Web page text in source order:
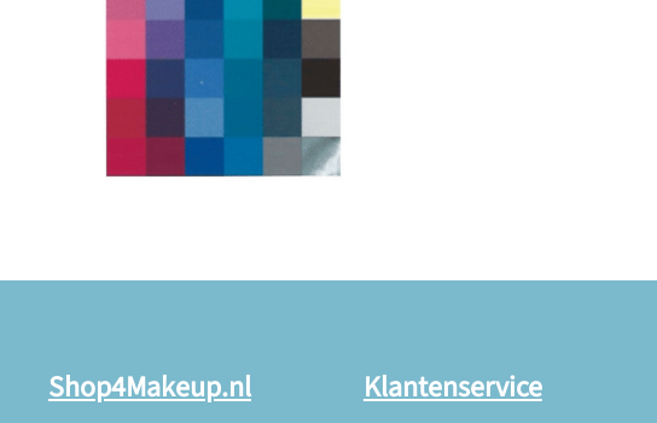
Shop4Makeup.nl Klantenservice